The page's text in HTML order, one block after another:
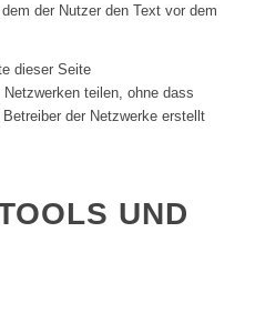
der Nutzer den Text vor dem
dieser Seite
teilen, ohne dass
der Netzwerke erstellt
UND